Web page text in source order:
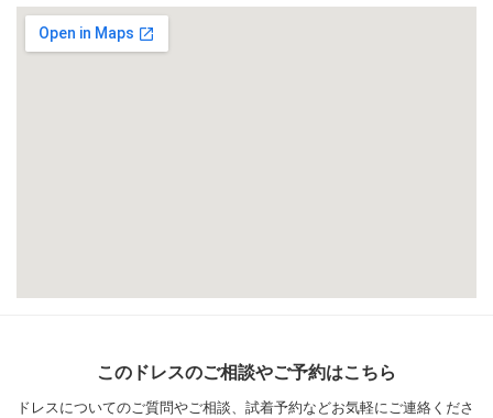
このドレスのご相談やご予約はこちら
ドレスについてのご質問やご相談、試着予約などお気軽にご連絡くださ